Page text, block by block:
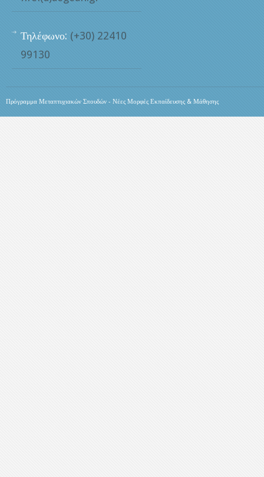
Τηλέφωνο: (+30) 22410
99130
Πρόγραμμα Μεταπτυχιακών Σπουδών - Νέες Μορφές Εκπαίδευσης & Μάθησης